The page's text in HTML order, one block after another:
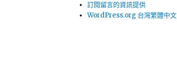
訂閱留言的資訊提供
WordPress.org 台灣繁體中文